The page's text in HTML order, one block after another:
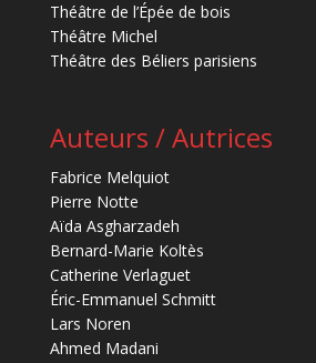
Théâtre de l’Épée de bois
Théâtre Michel
Théâtre des Béliers parisiens
Auteurs / Autrices
Fabrice Melquiot
Pierre Notte
Aïda Asgharzadeh
Bernard-Marie Koltès
Catherine Verlaguet
Éric-Emmanuel Schmitt
Lars Noren
Ahmed Madani